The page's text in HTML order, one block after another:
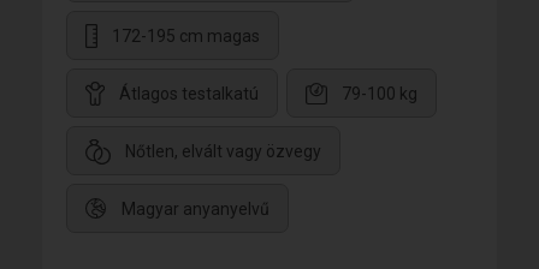
172-195 cm magas
Átlagos testalkatú 79-100 kg
Nőtlen, elvált vagy özvegy
Magyar anyanyelvű